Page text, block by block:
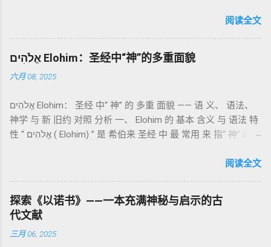
团契的象征； 赎罪祭 （chatat）：针对无意之罪的遮盖； 赎愆
祭 （asham）：针对特定罪行的赔偿与赎回。 这些制度不是单
纯宗教仪式，而是 神提供给罪人恢复关系的方式 。 希伯来文
祂的子民得洁净并维系同在。 三、祭司制度与敬拜秩序 亚伦与
记》强调他们的洁净、服饰、行为都必须与神的圣洁相称。 祭
司是 圣所的看守者、律法的教导者与百姓的代求者 。他们的失
败（如拿答与亚比户擅献凡火）立刻带来神的审判（利10
限 第11–15章讲述关于食物、疾病（如大麻风）、体液等“洁净
与不洁”的律例。其目的不是为了迷信或隔离，而是建立 圣洁与
秩序感 ，帮助以色列人活在神的同在中。 “洁净”不是等同于“无
罪”，而是不妨碍与神交往的状态。圣所是神居住之地，进入必
16章描述每年一次的“赎罪日”（Yom Kippur），大祭司进入至
世纪），虽不在犹太/基督教主流正典之内（ 埃塞俄比亚正教
吉兹语（埃塞俄比亚语） 保存， 死海古卷 出土了多份 阿拉姆
语 残卷，另有 希腊文 片段，显示其广泛流传。 《一以诺书》
大体由五部分组成（作者与年代各异）： 《守望者之书》（1–
通婚、巨人（尼非利人）的出现，以及神对其囚禁与审判。
《比喻/相似喻之书》（37–71） ：频繁出现“ 那位人子/拣选
者/义者 ”，刻画末世审判与王权。 《天文之书》（72–82） ：
：以异象回顾以色列史并预示末世。 《以诺书信》（91–108）
：智慧训诫、“祸哉”、义人与恶人的结局等。 提示：另有《二
以诺书》（斯拉夫文）与《三以诺书》（希伯来文），属更晚
期以诺传统，不等同于《一以诺书》。 二、为什么重要？——
它是新约作者与读者共享的“语境词典” 1）新约中的直接/间接
呼应 犹大书14–15 几乎逐字引 1 Enoch 1:9（“主带着千万圣者
阅读全文
אֱלֹהִים Elohim：圣经中“神”的多重面貌
六月 08, 2025
אֱלֹהִים Elohim： 圣经 中“ 神” 的 多重 面貌 —— 语 义、 语法、
神学 与 新 旧约 对照 分析 一、 Elohim 的 基本 含义 与 语法 特
性 “ אֱלֹהִים ( Elohim) ” 是 希伯来 圣经 中 最 常用 来 指“ 神” 的
者”。 ✦ 语法 现象： Elohim 是 一个 复数 形式 （“- im” 后
世 记 1: 1）； 在 其他 语 境 中也 可 用于 复数 意义， 如 指 多
神、 属 灵 存在、 审判 官 等； 因此， 需 借助 上下文 判断 语
义 和 神学 定位 。 二、 希伯来 圣经 中 Elohim 的 主要 用法 与
示例 分类 类型 用法 说明 示例 经文 含义 1. 真神 指 以色列 的
阅读全文
探索《以诺书》——一本充满神秘与启示的古
代文献
三月 06, 2025